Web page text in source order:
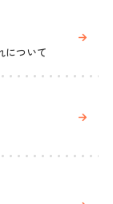
について